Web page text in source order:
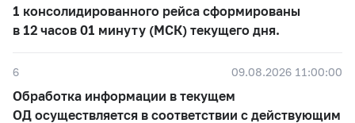
1 консолидированного рейса сформированы
в 12 часов 01 минуту (МСК) текущего дня.
6 09.08.2026 11:00:00
Обработка информации в текущем
ОД осуществляется в соответствии с действующим